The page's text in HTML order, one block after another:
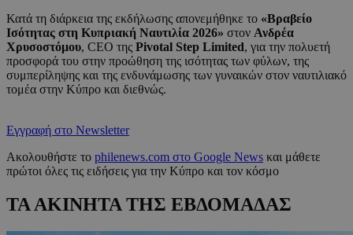
Κατά τη διάρκεια της εκδήλωσης απονεμήθηκε το «Βραβείο
Ισότητας στη Κυπριακή Ναυτιλία 2026» στον Ανδρέα
Χρυσοστόμου, CEO της Pivotal Step Limited, για την πολυετή
προσφορά του στην προώθηση της ισότητας των φύλων, της
συμπερίληψης και της ενδυνάμωσης των γυναικών στον ναυτιλιακό
τομέα στην Κύπρο και διεθνώς.
Εγγραφή στο Newsletter
Ακολουθήστε το philenews.com στο Google News και μάθετε
πρώτοι όλες τις ειδήσεις για την Κύπρο και τον κόσμο
ΤΑ ΑΚΙΝΗΤΑ ΤΗΣ ΕΒΔΟΜΑΔΑΣ